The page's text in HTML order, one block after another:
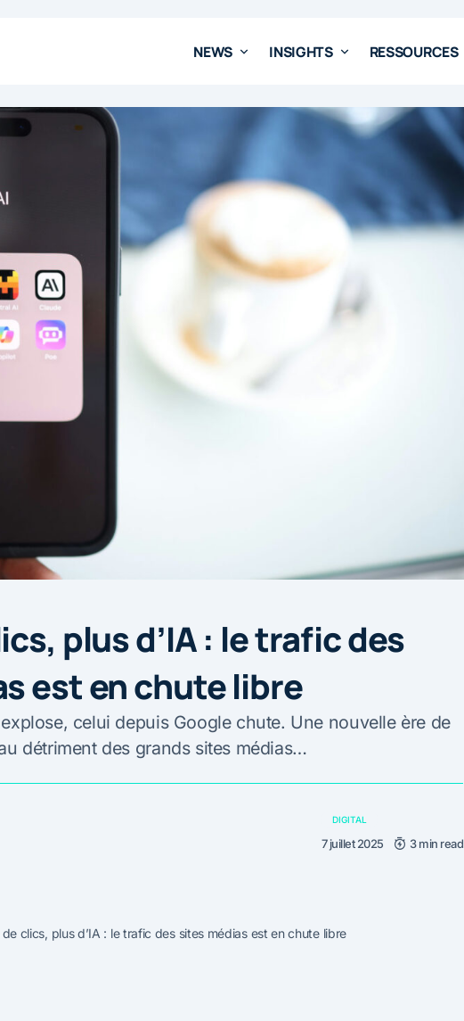
NEWS INSIGHTS RESSOURCES
plus d’IA : le trafic des
est en chute libre
celui depuis Google chute. Une nouvelle ère de
détriment des grands sites médias…
DIGITAL
7 juillet 2025 3 min read
clics, plus d’IA : le trafic des sites médias est en chute libre